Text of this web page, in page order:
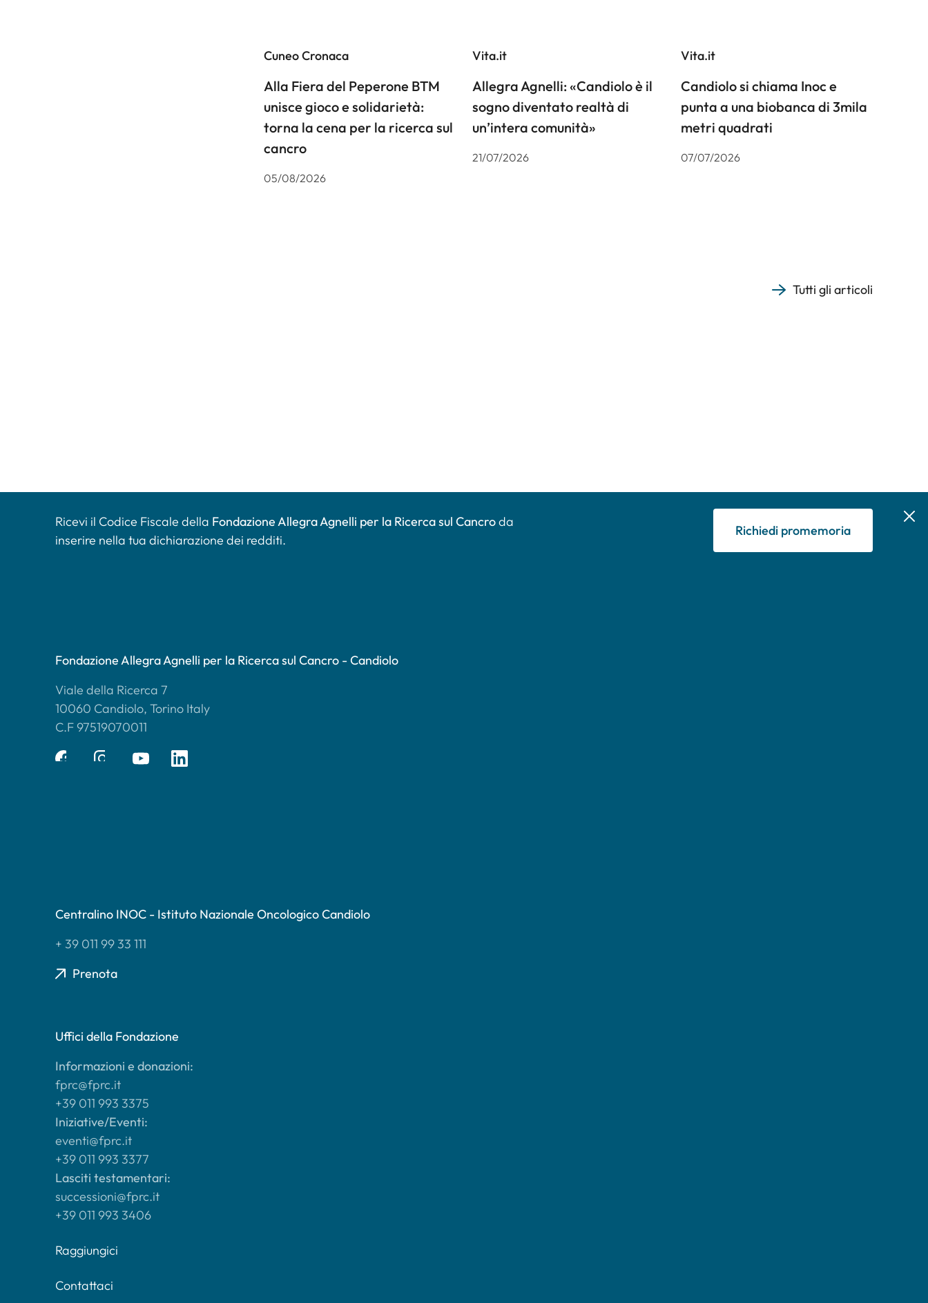
Cuneo Cronaca
Alla Fiera del Peperone BTM
unisce gioco e solidarietà:
torna la cena per la ricerca sul
cancro
05/08/2026
Vita.it
Allegra Agnelli: «Candiolo è il
sogno diventato realtà di
un’intera comunità»
21/07/2026
Vita.it
Candiolo si chiama Inoc e
punta a una biobanca di 3mila
metri quadrati
07/07/2026
Tutti gli articoli
Ricevi il Codice Fiscale della Fondazione Allegra Agnelli per la Ricerca sul Cancroda
inserire nella tua dichiarazione dei redditi.
Richiedi promemoria
Fondazione Allegra Agnelli per la Ricerca sul Cancro - Candiolo
Viale della Ricerca 7
10060 Candiolo, Torino Italy
C.F 97519070011
Centralino INOC - Istituto Nazionale Oncologico Candiolo
+ 39 011 99 33 111
Prenota
Uffici della Fondazione
Informazioni e donazioni:
fprc@fprc.it
+39 011 993 3375
Iniziative/Eventi:
eventi@fprc.it
+39 011 993 3377
Lasciti testamentari:
successioni@fprc.it
+39 011 993 3406
Raggiungici
Contattaci